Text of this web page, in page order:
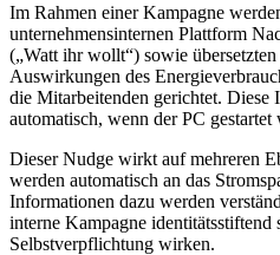
Im Rahmen einer Kampagne
unternehmensinternen Plattform
(„Watt ihr wollt“) sowie
Auswirkungen des
die Mitarbeitenden gerichtet. Diese
automatisch, wenn der PC gestartet
Dieser Nudge wirkt auf mehreren
werden automatisch an das
Informationen dazu werden
interne Kampagne identitätsstiftend
Selbstverpflichtung wirken.